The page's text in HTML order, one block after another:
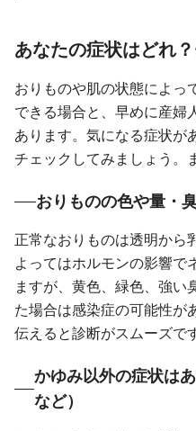
あなたの症状はどれ
おりものや肌の状態によっ
できる場合と、早めに産婦
あります。気になる症状が
チェックしてみましょう。
おりものの色や量・
正常なおりものは透明から
よってはホルモンの影響で
ますが、黄色、緑色、強い
た場合は感染症の可能性が
伝えると診断がスムーズで
かゆみ以外の症状は
など）